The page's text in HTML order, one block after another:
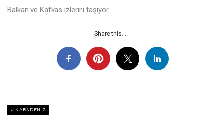
Balkan ve Kafkas izlerini taşıyor.
Share this...
KARADENIZ